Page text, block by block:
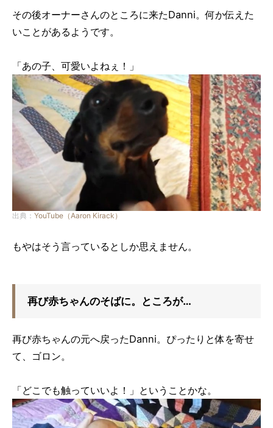
その後オーナーさんのところに来たDanni。何か伝えた
いことがあるようです。
「あの子、可愛いよねぇ！」
出典： YouTube（Aaron Kirack）
もやはそう言っているとしか思えません。
再び赤ちゃんのそばに。ところが…
再び赤ちゃんの元へ戻ったDanni。ぴったりと体を寄せ
て、ゴロン。
「どこでも触っていいよ！」ということかな。